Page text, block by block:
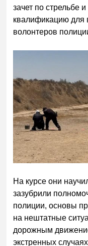
зачет по стрельбе
квалификацию для
волонтеров
На курсе они
зазубрили
полиции, основы
на нештатные
дорожным
экстренных